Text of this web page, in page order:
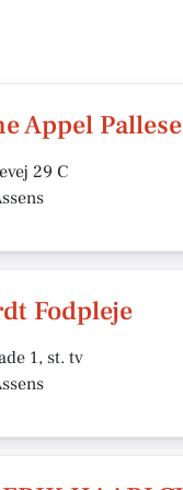
Appel
29 C
Fodpleje
1, st. tv